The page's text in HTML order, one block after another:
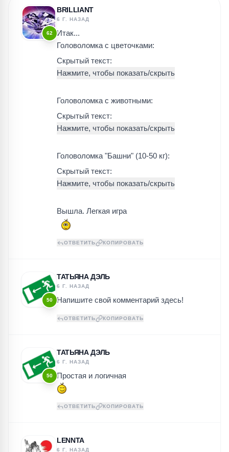
62
BRILLIANT
6 Г. НАЗАД
Итак...
Головоломка с цветочками:
Скрытый текст:
Головоломка с животными:
Скрытый текст:
Головоломка "Башни" (10-50 кг):
Скрытый текст:
Вышла. Легкая игра
ОТВЕТИТЬ КОПИРОВАТЬ
50
ТАТЬЯНА ДЭЛЬ
6 Г. НАЗАД
Напишите свой комментарий здесь!
ОТВЕТИТЬ КОПИРОВАТЬ
50
ТАТЬЯНА ДЭЛЬ
6 Г. НАЗАД
Простая и логичная
ОТВЕТИТЬ КОПИРОВАТЬ
LENNTA
6 Г. НАЗАД